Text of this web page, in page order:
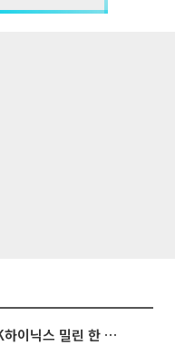
[베스트&워스트] 삼성전자·SK하이닉스 밀린 한 주…상상인증권은 85% 급등